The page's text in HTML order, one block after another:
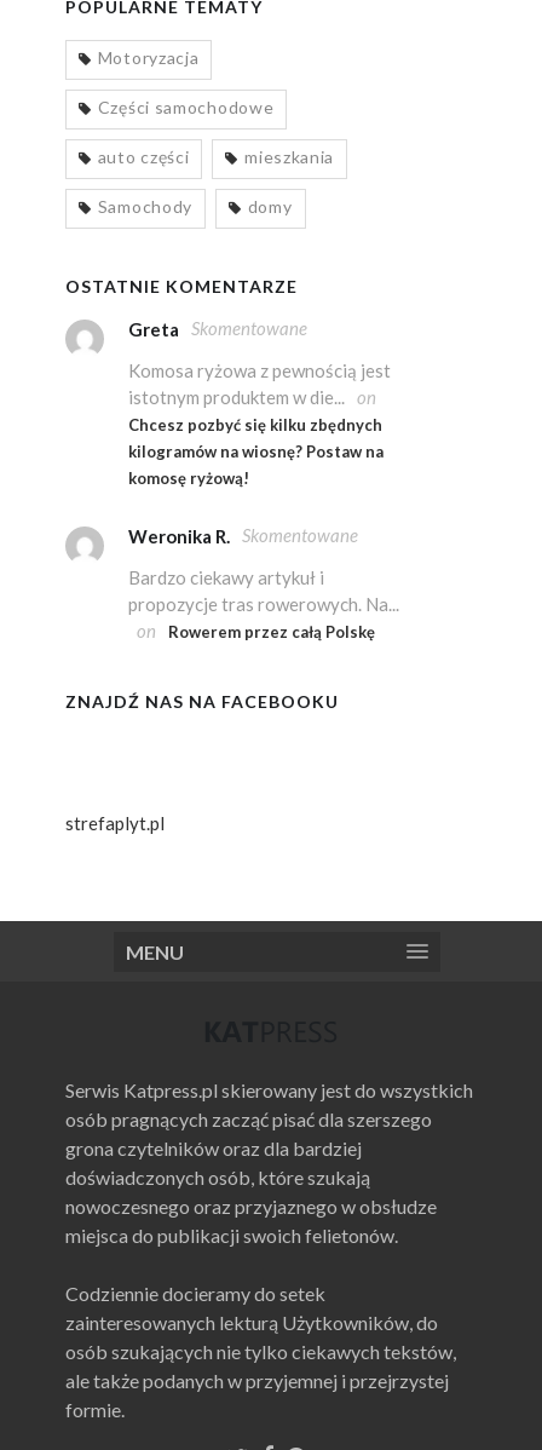
POPULARNE TEMATY
Motoryzacja
Części samochodowe
auto części mieszkania
Samochody domy
OSTATNIE KOMENTARZE
Greta
Skomentowane
Komosa ryżowa z pewnością jest
istotnym produktem w die... on
Chcesz pozbyć się kilku zbędnych
kilogramów na wiosnę? Postaw na
komosę ryżową!
Weronika R. Skomentowane
Bardzo ciekawy artykuł i
propozycje tras rowerowych. Na...
on
Rowerem przez całą Polskę
ZNAJDŹ NAS NA FACEBOOKU
strefaplyt.pl
MENU
Serwis Katpress.pl skierowany jest do wszystkich
osób pragnących zacząć pisać dla szerszego
grona czytelników oraz dla bardziej
doświadczonych osób, które szukają
nowoczesnego oraz przyjaznego w obsłudze
miejsca do publikacji swoich felietonów.
Codziennie docieramy do setek
zainteresowanych lekturą Użytkowników, do
osób szukających nie tylko ciekawych tekstów,
ale także podanych w przyjemnej i przejrzystej
formie.